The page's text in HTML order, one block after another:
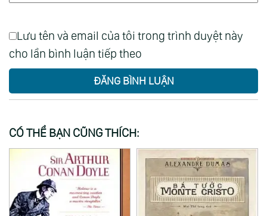
Lưu tên và email của tôi trong trình duyệt này
cho lần bình luận tiếp theo
ĐĂNG BÌNH LUẬN
CÓ THỂ BẠN CŨNG THÍCH: